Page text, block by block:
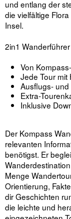
und entlang der
die vielfältige
Insel.
2in1
Von
Jede Tour
Ausflugs-
Extra-
Inklusive
Der Kompass
relevanten
benötigst. Er
Menge
Orientierung,
dir Geschichten
die leichte und